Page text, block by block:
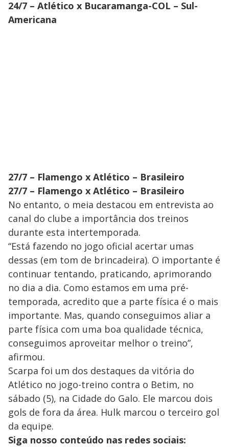
24/7 – Atlético x Bucaramanga-COL – Sul-
Americana
27/7 – Flamengo x Atlético – Brasileiro
27/7 – Flamengo x Atlético – Brasileiro
No entanto, o meia destacou em entrevista ao
canal do clube a importância dos treinos
durante esta intertemporada.
“Está fazendo no jogo oficial acertar umas
dessas (em tom de brincadeira). O importante é
continuar tentando, praticando, aprimorando
no dia a dia. Como estamos em uma pré-
temporada, acredito que a parte física é o mais
importante. Mas, quando conseguimos aliar a
parte física com uma boa qualidade técnica,
conseguimos aproveitar melhor o treino”,
afirmou.
Scarpa foi um dos destaques da vitória do
Atlético no jogo-treino contra o Betim, no
sábado (5), na Cidade do Galo. Ele marcou dois
gols de fora da área. Hulk marcou o terceiro gol
da equipe.
Siga nosso conteúdo nas redes sociais: